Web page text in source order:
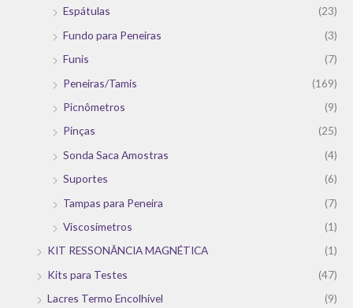
Espátulas
(23)
Fundo para Peneiras
(3)
Funis
(7)
Peneiras/Tamis
(169)
Picnômetros
(9)
Pinças
(25)
Sonda Saca Amostras
(4)
Suportes
(6)
Tampas para Peneira
(7)
Viscosímetros
(1)
KIT RESSONÂNCIA MAGNÉTICA
(1)
Kits para Testes
(47)
Lacres Termo Encolhível
(9)